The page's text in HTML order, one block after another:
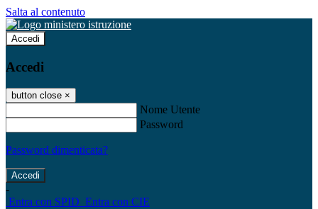
Salta al contenuto
Accedi
Accedi
button close ×
Nome Utente
Password
Password dimenticata?
-
Entra con SPID Entra con CIE